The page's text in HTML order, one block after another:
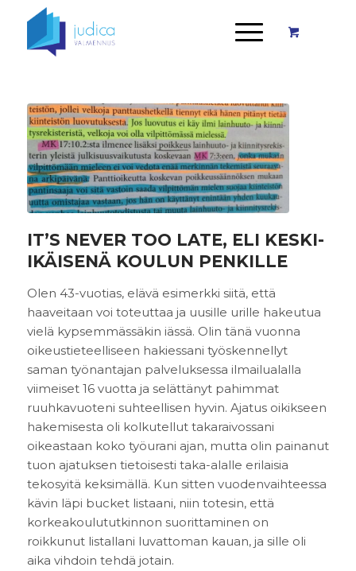
IT’S NEVER TOO LATE, ELI KESKI-
IKÄISENÄ KOULUN PENKILLE
Olen 43-vuotias, elävä esimerkki siitä, että
haaveitaan voi toteuttaa ja uusille urille hakeutua
vielä kypsemmässäkin iässä. Olin tänä vuonna
oikeustieteelliseen hakiessani työskennellyt
saman työnantajan palveluksessa ilmailualalla
viimeiset 16 vuotta ja selättänyt pahimmat
ruuhkavuoteni suhteellisen hyvin. Ajatus oikikseen
hakemisesta oli kolkutellut takaraivossani
oikeastaan koko työurani ajan, mutta olin painanut
tuon ajatuksen tietoisesti taka-alalle erilaisia
tekosyitä keksimällä. Kun sitten vuodenvaihteessa
kävin läpi bucket listaani, niin totesin, että
korkeakoulututkinnon suorittaminen on
roikkunut listallani luvattoman kauan, ja sille oli
aika vihdoin tehdä jotain.